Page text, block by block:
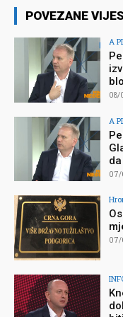
POVEZANE
A
08/
A
07/
07/